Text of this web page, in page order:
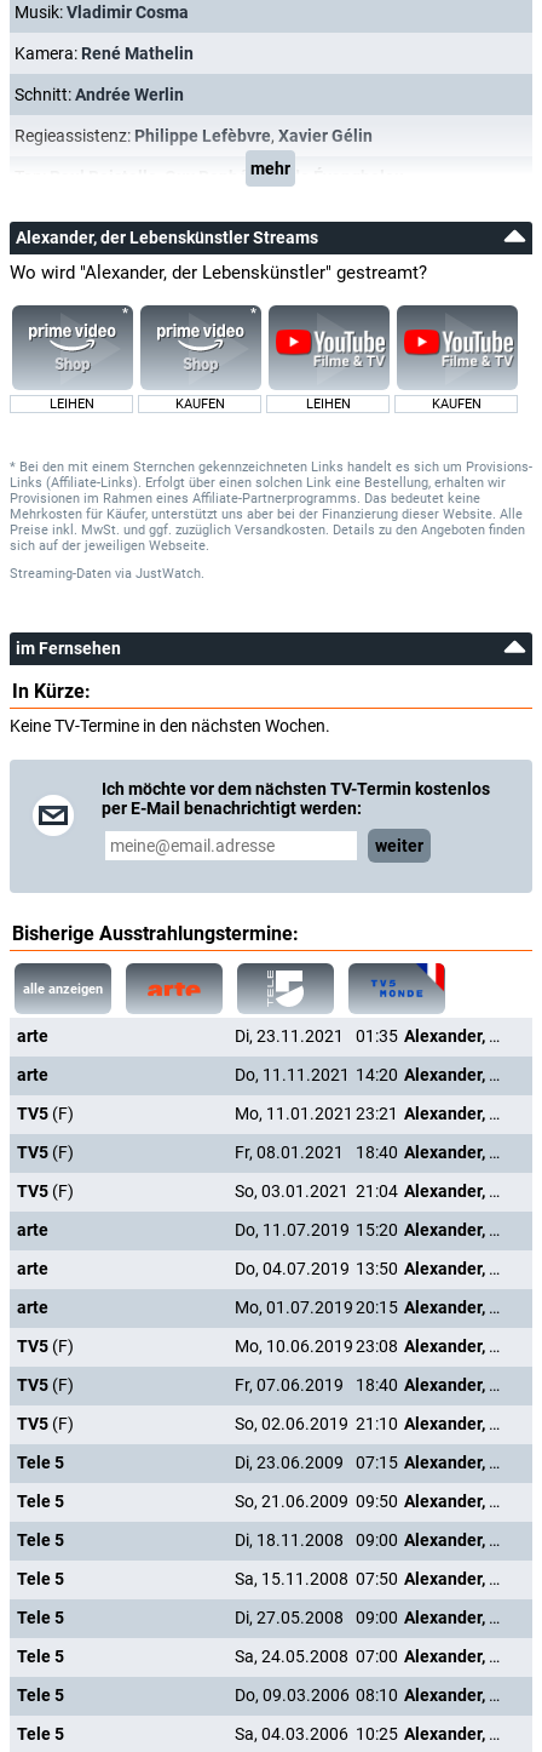
Musik:Vladimir Cosma
Kamera: René Mathelin
Schnitt:Andrée Werlin
Regieassistenz: Philippe Lefèbvre, Xavier Gélin
,Claude Évanghelou
mehr
Alexander, der Lebenskünstler Streams
Wo wird "Alexander, der Lebenskünstler" gestreamt?
LEIHEN KAUFEN LEIHEN KAUFEN
* Bei den mit einem Sternchen gekennzeichneten Links handelt es sich um Provisions-
Links (Affiliate-Links). Erfolgt über einen solchen Link eine Bestellung, erhalten wir
Provisionen im Rahmen eines Affiliate-Partnerprogramms. Das bedeutet keine
Mehrkosten für Käufer, unterstützt uns aber bei der Finanzierung dieser Website. Alle
Preise inkl. MwSt. und ggf. zuzüglich Versandkosten. Details zu den Angeboten finden
sich auf der jeweiligen Webseite.
Streaming-Daten via JustWatch.
im Fernsehen
In Kürze:
Keine TV-Termine in den nächsten Wochen.
Ich möchte vor dem nächsten TV-Termin kostenlos
per E-Mail benachrichtigt werden:
weiter
Bisherige Ausstrahlungstermine:
alle anzeigen
arte Di, 23.11.2021 01:35
Alexander, der Lebenskünstler
arte
Do, 11.11.2021 14:20
Alexander, der Lebenskünstler
TV5 (F) Mo, 11.01.2021 23:21
Alexander, der Lebenskünstler
TV5 (F) Fr, 08.01.2021 18:40
Alexander, der Lebenskünstler
TV5 (F) So, 03.01.2021 21:04
Alexander, der Lebenskünstler
arte
Do, 11.07.2019 15:20
Alexander, der Lebenskünstler
arte
Do, 04.07.2019 13:50
Alexander, der Lebenskünstler
arte
Mo, 01.07.201920:15
Alexander, der Lebenskünstler
TV5 (F) Mo, 10.06.201923:08
Alexander, der Lebenskünstler
TV5 (F) Fr, 07.06.2019 18:40
Alexander, der Lebenskünstler
TV5 (F) So, 02.06.2019 21:10
Alexander, der Lebenskünstler
Tele 5
Di, 23.06.2009 07:15
Alexander, der Lebenskünstler
Tele 5
So, 21.06.2009 09:50
Alexander, der Lebenskünstler
Tele 5
Di, 18.11.2008 09:00
Alexander, der Lebenskünstler
Tele 5
Sa, 15.11.2008 07:50
Alexander, der Lebenskünstler
Tele 5
Di, 27.05.2008 09:00
Alexander, der Lebenskünstler
Tele 5
Sa, 24.05.2008 07:00
Alexander, der Lebenskünstler
Tele 5
Do, 09.03.2006 08:10
Alexander, der Lebenskünstler
Tele 5
Sa, 04.03.2006 10:25
Alexander, der Lebenskünstler